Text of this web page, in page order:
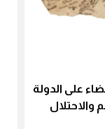
على الدولة